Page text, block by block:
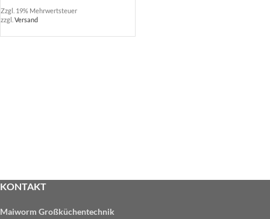
Zzgl. 19% Mehrwertsteuer
zzgl. Versand
KONTAKT
Maiworm Großküchentechnik